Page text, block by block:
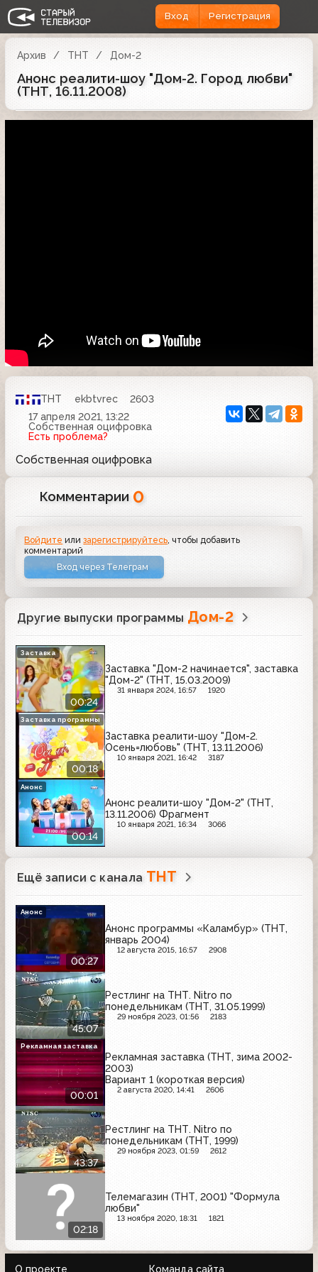
Вход Регистрация
Архив ТНТ Дом-2
Анонс реалити-шоу "Дом-2. Город любви"
(ТНТ, 16.11.2008)
ТНТ ekbtvrec
2603
17 апреля 2021, 13:22
Собственная оцифровка
Есть проблема?
Собственная оцифровка
Комментарии 0
Войдите илизарегистрируйтесь , чтобы добавить
комментарий
Вход через Телеграм
Другие выпуски программы Дом-2
00:24
Заставка "Дом-2 начинается", заставка
"Дом-2" (ТНТ, 15.03.2009)
31 января 2024, 16:57 1920
Заставка
00:18
Заставка реалити-шоу "Дом-2.
Осень=любовь" (ТНТ, 13.11.2006)
10 января 2021, 16:42 3187
Заставка программы
00:14
Анонс реалити-шоу "Дом-2" (ТНТ,
13.11.2006) Фрагмент
10 января 2021, 16:34 3066
Анонс
Ещё записи с канала ТНТ
00:27
Анонс программы «Каламбур» (ТНТ,
январь 2004)
12 августа 2015, 16:57 2908
Анонс
45:07
Рестлинг на ТНТ. Nitro по
понедельникам (ТНТ, 31.05.1999)
29 ноября 2023, 01:56 2183
00:01
Рекламная заставка (ТНТ, зима 2002-
2003)
Вариант 1 (короткая версия)
2 августа 2020, 14:41 2606
Рекламная заставка
43:37
Рестлинг на ТНТ. Nitro по
понедельникам (ТНТ, 1999)
29 ноября 2023, 01:59 2612
02:18
Телемагазин (ТНТ, 2001) "Формула
любви"
13 ноября 2020, 18:31 1821
О проекте Команда сайта